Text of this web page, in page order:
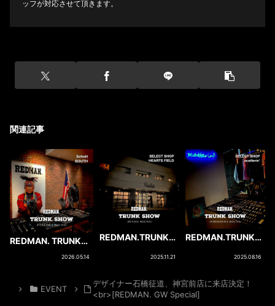
ッフが対応させて頂きます。
関連記事
REDMAN. TRUNK
SHOW in KYUSHU
SOUTH(FUKUOKA)]
2026.05.14
REDMAN.TRUNK
11.24 Turquoise
＜ MIYAGI round ＞
2025.11.21
REDMAN.TRUNK
HIROSHIMA round
2025.08.16
EVENT
デザイナー石橋征道、神宮前店に来店決定！
<br>[REDMAN. GW Special]